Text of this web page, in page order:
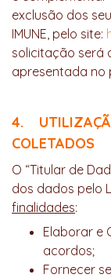
exclusão dos
IMUNE, pelo site:
solicitação será
apresentada no
4.
COLETADOS
O “Titular de
dos dados pelo
finalidades:
Elaborar e
acordos;
Fornecer